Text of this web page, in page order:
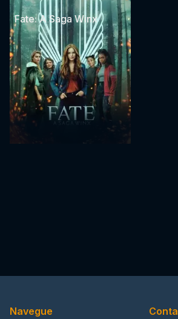
Fate: A Saga Winx
Navegue Conta